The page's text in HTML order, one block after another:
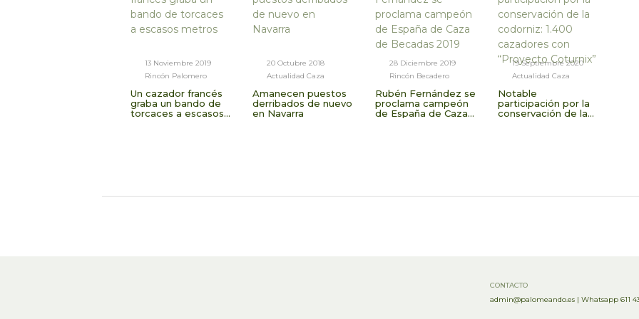
13 Noviembre 2019
Rincón Palomero
Un cazador francés
graba un bando de
torcaces a escasos
20 Octubre 2018
Actualidad Caza
Amanecen puestos
derribados de nuevo
en Navarra
28 Diciembre 2019
Rincón Becadero
Rubén Fernández se
proclama campeón
de España de Caza
19 Septiembre 2020
Actualidad Caza
Notable
participación por la
conservación de la
CONTACTO
admin@palomeando.es | Whatsapp 611